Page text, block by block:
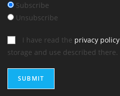
Subscribe
Unsubscribe
I have read the privacy policy
storage and use described there.